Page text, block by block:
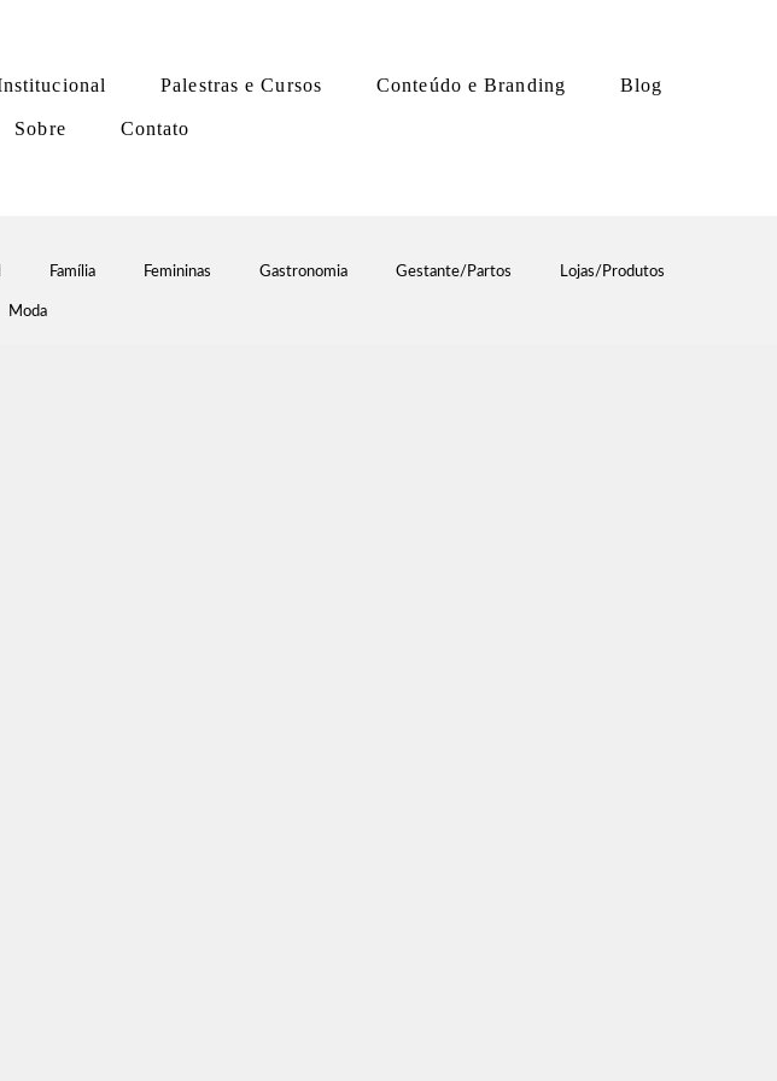
Palestras e Cursos Conteúdo e Branding Blog
Sobre Contato
Família Femininas Gastronomia Gestante/Partos Lojas/Produtos
Moda